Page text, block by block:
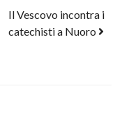
Il Vescovo incontra i
catechisti a Nuoro